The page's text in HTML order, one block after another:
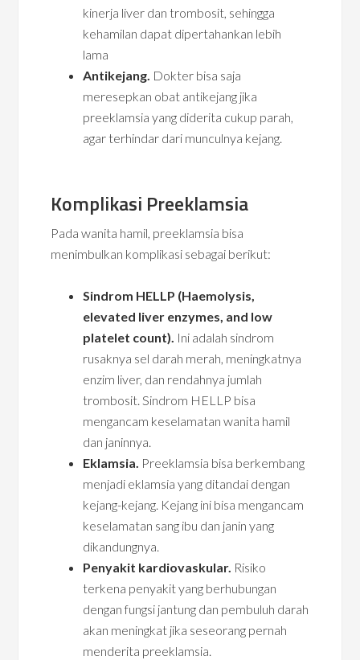
kinerja liver dan trombosit, sehingga
kehamilan dapat dipertahankan lebih
lama
Antikejang. Dokter bisa saja
meresepkan obat antikejang jika
preeklamsia yang diderita cukup parah,
agar terhindar dari munculnya kejang.
Komplikasi Preeklamsia
Pada wanita hamil, preeklamsia bisa
menimbulkan komplikasi sebagai berikut:
Sindrom HELLP (Haemolysis,
elevated liver enzymes, and low
platelet count). Ini adalah sindrom
rusaknya sel darah merah, meningkatnya
enzim liver, dan rendahnya jumlah
trombosit. Sindrom HELLP bisa
mengancam keselamatan wanita hamil
dan janinnya.
Eklamsia. Preeklamsia bisa berkembang
menjadi eklamsia yang ditandai dengan
kejang-kejang. Kejang ini bisa mengancam
keselamatan sang ibu dan janin yang
dikandungnya.
Penyakit kardiovaskular. Risiko
terkena penyakit yang berhubungan
dengan fungsi jantung dan pembuluh darah
akan meningkat jika seseorang pernah
menderita preeklamsia.